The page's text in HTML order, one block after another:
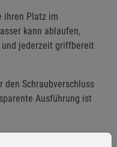
ihren Platz im
kann ablaufen,
jederzeit griffbereit
den Schraubverschluss
Ausführung ist
ein sicheres